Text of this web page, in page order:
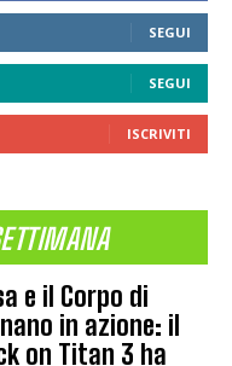
SEGUI
SEGUI
ISCRIVITI
e il Corpo di
in azione: il
on Titan 3 ha